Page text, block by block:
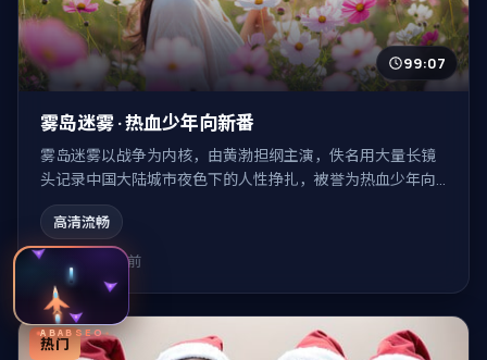
99:07
雾岛迷雾 · 热血少年向新番
雾岛迷雾以战争为内核，由黄渤担纲主演，佚名用大量长镜
头记录中国大陆城市夜色下的人性挣扎，被誉为热血少年向
新番。
高清流畅
8.3万
8个月前
热门
ABABSEO